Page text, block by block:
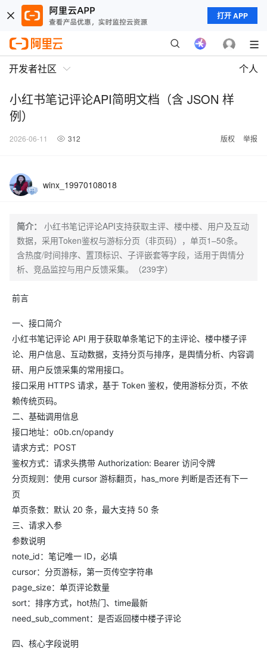
打开 APP
开发者社区 个人
小红书笔记评论API简明文档（含 JSON 样
例）
2026-06-11 312 版权 举报
winx_19970108018
简介：
小红书笔记评论API支持获取主评、楼中楼、用户及互动
数据，采用Token鉴权与游标分页（非页码），单页1–50条。
含热度/时间排序、置顶标识、子评嵌套等字段，适用于舆情分
析、竞品监控与用户反馈采集。（239字）
前言
一、接口简介
小红书笔记评论 API 用于获取单条笔记下的主评论、楼中楼子评
论、用户信息、互动数据，支持分页与排序，是舆情分析、内容调
研、用户反馈采集的常用接口。
接口采用 HTTPS 请求，基于 Token 鉴权，使用游标分页，不依
赖传统页码。
二、基础调用信息
接口地址：o0b.cn/opandy
请求方式：POST
鉴权方式：请求头携带 Authorization: Bearer 访问令牌
分页规则：使用 cursor 游标翻页，has_more 判断是否还有下一
页
单页条数：默认 20 条，最大支持 50 条
三、请求入参
参数说明
note_id：笔记唯一 ID，必填
cursor：分页游标，第一页传空字符串
page_size：单页评论数量
sort：排序方式，hot热门、time最新
need_sub_comment：是否返回楼中楼子评论
四、核心字段说明